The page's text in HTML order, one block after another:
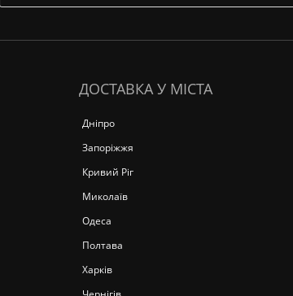
ДОСТАВКА У МІСТА
Дніпро
Запоріжжя
Кривий Ріг
Миколаїв
Одеса
Полтава
Харків